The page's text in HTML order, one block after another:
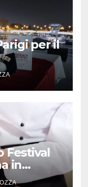
Festival
in